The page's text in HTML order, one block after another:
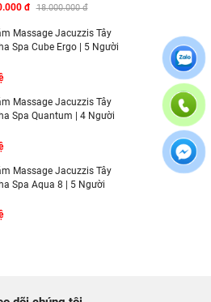
đ 18.000.000 đ
Massage Jacuzzis Tây
Spa Cube Ergo | 5 Người
Massage Jacuzzis Tây
Spa Quantum | 4 Người
Massage Jacuzzis Tây
Spa Aqua 8 | 5 Người